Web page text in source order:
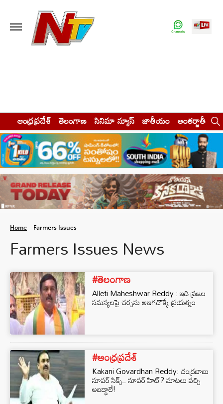
ఆంధ్రప్రదేశ్ తెలంగాణ సినిమా న్యూస్ జాతీయం అంతర్జాతీయం
Home Farmers Issues
Farmers Issues News
#తెలంగాణ
Alleti Maheshwar Reddy : ఇది ప్రజల
సమస్యలపై చర్చను అణగదొక్కే ప్రయత్నం
#ఆంధ్రప్రదేశ్
Kakani Govardhan Reddy: చంద్రబాబు
సూపర్ సిక్స్.. సూపర్ హిట్? మాటలు పచ్చి
అబద్ధాలే!